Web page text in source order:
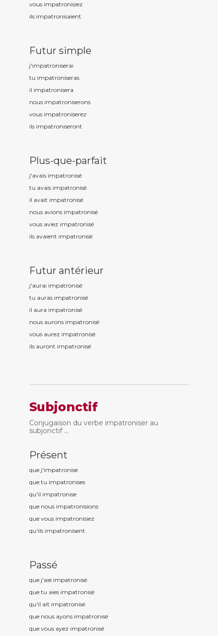
vous impatronisiez
ils impatronisaient
Futur simple
j'impatroniserai
tu impatroniseras
il impatronisera
nous impatroniserons
vous impatroniserez
ils impatroniseront
Plus-que-parfait
j'avais impatronisé
tu avais impatronisé
il avait impatronisé
nous avions impatronisé
vous aviez impatronisé
ils avaient impatronisé
Futur antérieur
j'aurai impatronisé
tu auras impatronisé
il aura impatronisé
nous aurons impatronisé
vous aurez impatronisé
ils auront impatronisé
Subjonctif
Conjugaison du verbe impatroniser au
subjonctif ...
Présent
que j'impatronise
que tu impatronises
qu'il impatronise
que nous impatronisions
que vous impatronisiez
qu'ils impatronisent
Passé
que j'aie impatronisé
que tu aies impatronisé
qu'il ait impatronisé
que nous ayons impatronisé
que vous ayez impatronisé